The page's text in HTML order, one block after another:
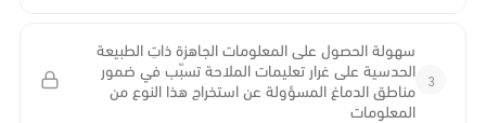
3
سهولة الحصول على المعلومات الجاهزة ذاتِ الطبيعة
الحدسية على غرار تعليمات الملاحة تسبّب في ضمور
مناطق الدماغ المسؤولة عن استخراج هذا النوع من
المعلومات